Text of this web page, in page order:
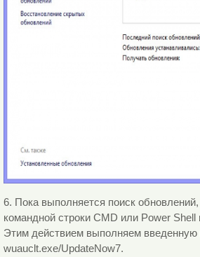
6. Пока выполняется поиск
командной строки CMD или Power Shell
Этим действием выполняем введенную
wuauclt.exe/UpdateNow7.